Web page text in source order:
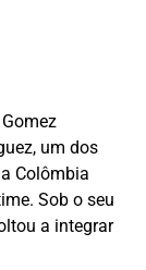
um dos
Colômbia
Sob o seu
a integrar